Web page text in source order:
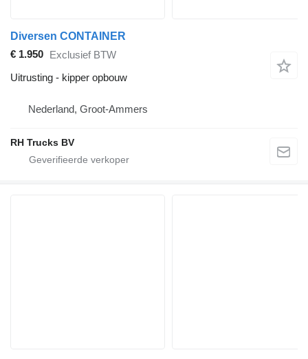
Diversen CONTAINER
€ 1.950 Exclusief BTW
Uitrusting - kipper opbouw
Nederland, Groot-Ammers
RH Trucks BV